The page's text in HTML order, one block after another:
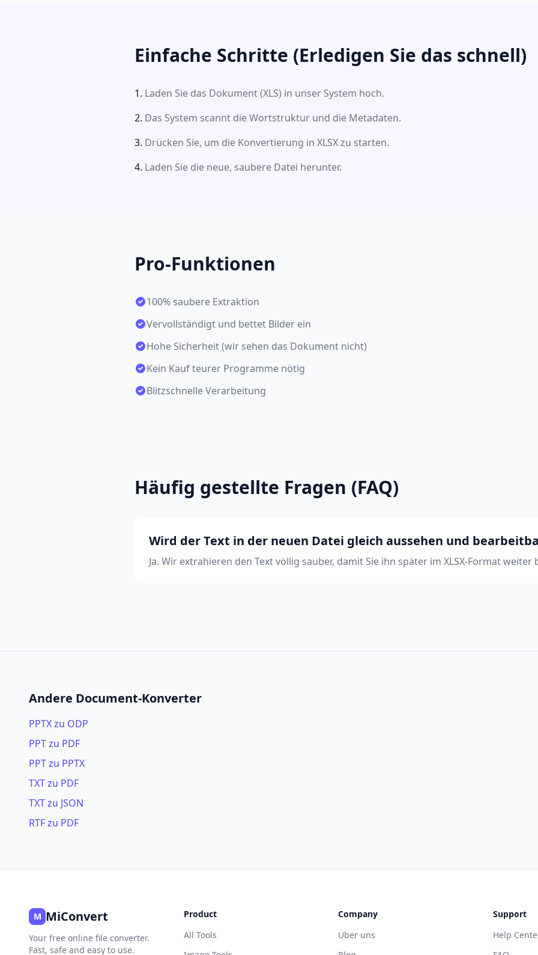
Einfache Schritte (Erledigen Sie das schnell)
Laden Sie das Dokument (XLS) in unser System hoch.
Das System scannt die Wortstruktur und die Metadaten.
Drücken Sie, um die Konvertierung in XLSX zu starten.
Laden Sie die neue, saubere Datei herunter.
Pro-Funktionen
100% saubere Extraktion
Vervollständigt und bettet Bilder ein
Hohe Sicherheit (wir sehen das Dokument nicht)
Kein Kauf teurer Programme nötig
Blitzschnelle Verarbeitung
Häufig gestellte Fragen (FAQ)
Wird der Text in der neuen Datei gleich aussehen und
Ja. Wir extrahieren den Text völlig sauber, damit Sie ihn später im XLSX-Format
Andere Document-Konverter
PPTX zu ODP
PPT zu PDF
PPT zu PPTX
TXT zu PDF
TXT zu JSON
RTF zu PDF
M MiConvert
Your free online file converter.
Fast, safe and easy to use.
Product
All Tools
Company
Über uns
Support
Help